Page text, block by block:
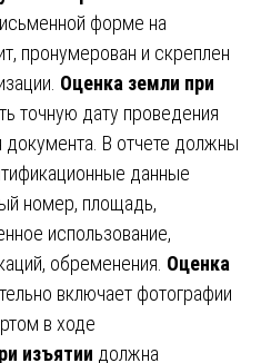
форме на
пронумерован и скреплен
Оценка земли при
точную дату проведения
документа. В отчете должны
данные
номер, площадь,
использование,
обременения. Оценка
включает фотографии
в ходе
изъятии должна